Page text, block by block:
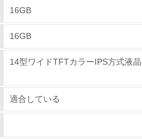
ています。また、パソコン
リサイクルの取り組
リサイクルを中心とした
別された部品・ユニットな
収については、2003年10
16GB
16GB
14型ワイドTFTカラーIPS方式液
適合している